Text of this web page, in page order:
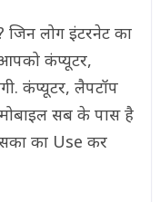
लोग इंटरनेट का
कंप्यूटर,
कंप्यूटर, लैपटॉप
सब के पास है
का Use कर